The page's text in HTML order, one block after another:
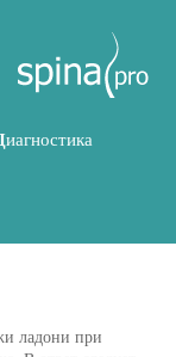
иагностика
ладони при